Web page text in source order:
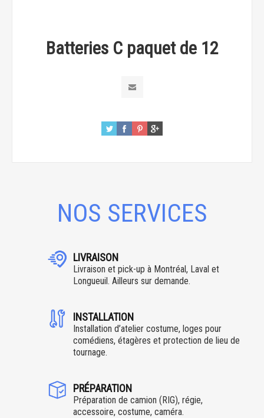
Batteries C paquet de 12
NOS SERVICES
LIVRAISON
Livraison et pick-up à Montréal, Laval et
Longueuil. Ailleurs sur demande.
INSTALLATION
Installation d’atelier costume, loges pour
comédiens, étagères et protection de lieu de
tournage.
PRÉPARATION
Préparation de camion (RIG), régie,
accessoire, costume, caméra.